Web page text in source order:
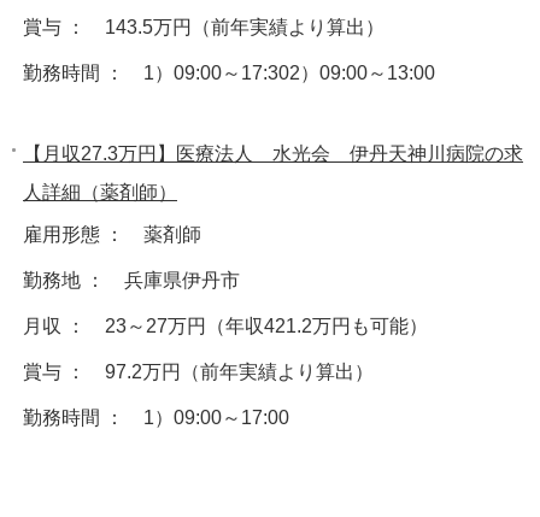
賞与 ： 143.5万円（前年実績より算出）
勤務時間 ： 1）09:00～17:302）09:00～13:00
【月収27.3万円】医療法人 水光会 伊丹天神川病院の求
人詳細（薬剤師）
雇用形態 ： 薬剤師
勤務地 ： 兵庫県伊丹市
月収 ： 23～27万円（年収421.2万円も可能）
賞与 ： 97.2万円（前年実績より算出）
勤務時間 ： 1）09:00～17:00